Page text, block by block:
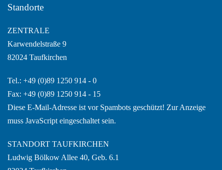
Standorte
ZENTRALE
Karwendelstraße 9
82024 Taufkirchen
Tel.: +49 (0)89 1250 914 - 0
Fax: +49 (0)89 1250 914 - 15
Diese E-Mail-Adresse ist vor Spambots geschützt! Zur Anzeige
muss JavaScript eingeschaltet sein.
STANDORT TAUFKIRCHEN
Ludwig Bölkow Allee 40, Geb. 6.1